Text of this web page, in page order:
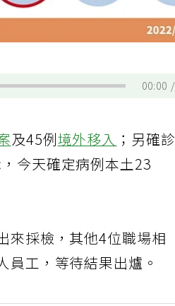
00:00
及45例境外移入 ；另確診
今天確定病例本土23
來採檢，其他4位職場相
工，等待結果出爐。